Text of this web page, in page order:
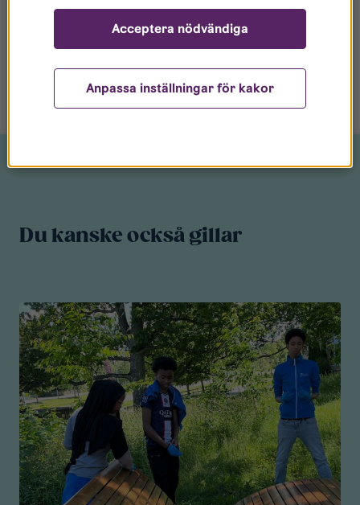
Du kanske också gillar
Anpassa inställningar för kakor
Acceptera nödvändiga